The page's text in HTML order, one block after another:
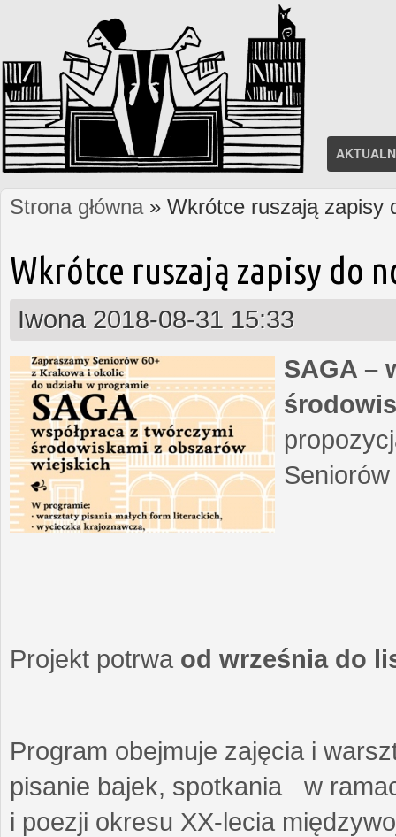
Jesteś tutaj
Strona główna» Wkrótce ruszają zapisy
Wkrótce ruszają zapisy do
Iwona 2018-08-31 15:33
SAGA –
Projekt potrwa od września do
Program obejmuje zajęcia i
pisanie bajek, spotkania w
i poezji okresu XX-lecia